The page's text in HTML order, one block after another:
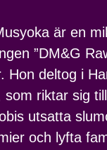
är en
”DM&G
Hon deltog i
som riktar sig
utsatta
och lyfta